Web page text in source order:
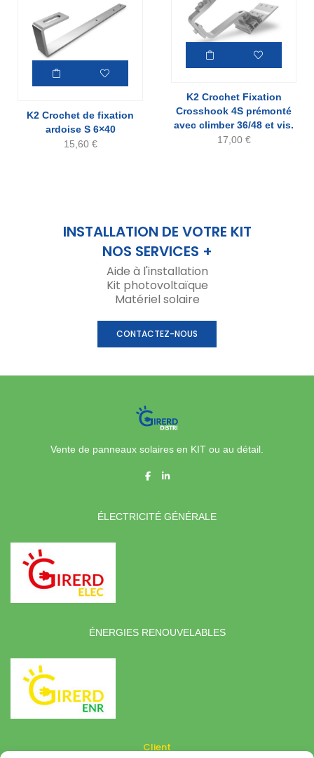
K2 Crochet Fixation
Crosshook 4S prémonté
avec climber 36/48 et vis.
17,00 €
K2 Crochet de fixation
ardoise S 6×40
15,60 €
INSTALLATION DE VOTRE KIT
NOS SERVICES +
Aide à l'installation
Kit photovoltaïque
Matériel solaire
CONTACTEZ-NOUS
Vente de panneaux solaires en KIT ou au détail.
ÉLECTRICITÉ GÉNÉRALE
ÉNERGIES RENOUVELABLES
Client